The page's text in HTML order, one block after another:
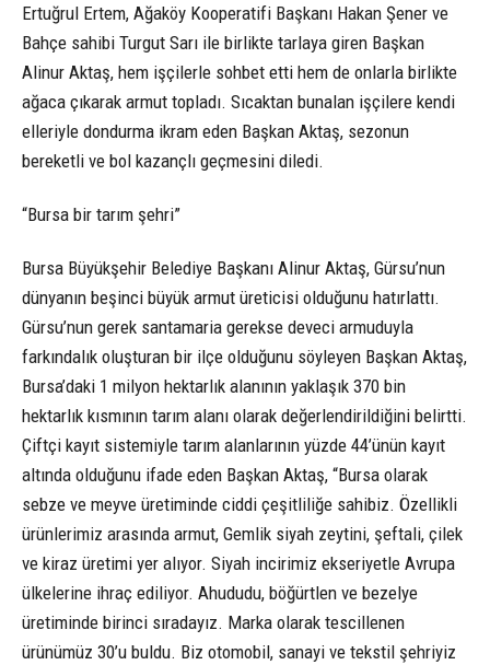
Ertuğrul Ertem, Ağaköy Kooperatifi Başkanı Hakan Şener ve
Bahçe sahibi Turgut Sarı ile birlikte tarlaya giren Başkan
Alinur Aktaş, hem işçilerle sohbet etti hem de onlarla birlikte
ağaca çıkarak armut topladı. Sıcaktan bunalan işçilere kendi
elleriyle dondurma ikram eden Başkan Aktaş, sezonun
bereketli ve bol kazançlı geçmesini diledi.
“Bursa bir tarım şehri”
Bursa Büyükşehir Belediye Başkanı Alinur Aktaş, Gürsu’nun
dünyanın beşinci büyük armut üreticisi olduğunu hatırlattı.
Gürsu’nun gerek santamaria gerekse deveci armuduyla
farkındalık oluşturan bir ilçe olduğunu söyleyen Başkan Aktaş,
Bursa’daki 1 milyon hektarlık alanının yaklaşık 370 bin
hektarlık kısmının tarım alanı olarak değerlendirildiğini belirtti.
Çiftçi kayıt sistemiyle tarım alanlarının yüzde 44’ünün kayıt
altında olduğunu ifade eden Başkan Aktaş, “Bursa olarak
sebze ve meyve üretiminde ciddi çeşitliliğe sahibiz. Özellikli
ürünlerimiz arasında armut, Gemlik siyah zeytini, şeftali, çilek
ve kiraz üretimi yer alıyor. Siyah incirimiz ekseriyetle Avrupa
ülkelerine ihraç ediliyor. Ahududu, böğürtlen ve bezelye
üretiminde birinci sıradayız. Marka olarak tescillenen
ürünümüz 30’u buldu. Biz otomobil, sanayi ve tekstil şehriyiz